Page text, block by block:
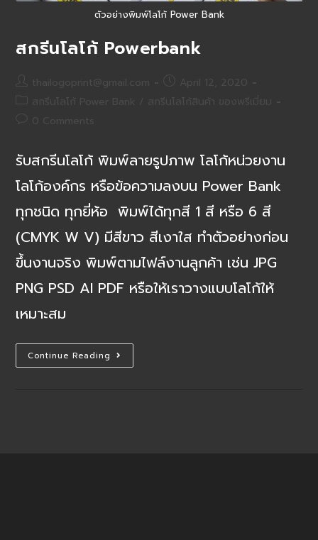
ตัวอย่างพิมพ์โลโก้ Power Bank
สกรีนโลโก้ Powerbank
Post
author:
thailogoprint@gmail.com
April 12, 2020
Post
สกรีนโลโก้ Power Bank
สกรีนโลโก้สินค้า ของพรีเมี่ยม​
0 Comments
รับสกรีนโลโก้ พิมพ์ลายรูปภาพ โลโก้หน่วยงาน
โลโก้องค์กร หรือข้อความลงบน Power Bank
ทุกชนิด ทุกยี่ห้อ พิมพ์ได้ทุกสี 1 สี หรือ 6 สี
(CMYK W V) มีสีขาว สีเงาใส ทำตัวอย่างก่อน
ขึ้นงานจริง พิมพ์ตามไฟล์งานลูกค้า เช่น JPG
PNG PSD AI PDF หรือให้เราวางแบบโลโก้ให้
เหมาะสม
Continue Reading สกรีน
โลโก้